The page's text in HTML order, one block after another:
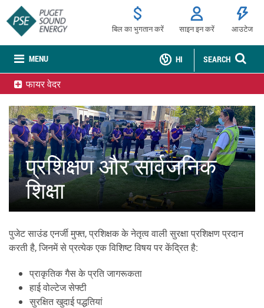
MENU
बिल का भुगतान करें साइन इन करें आउटेज
SEARCH
HI
फायर वेदर
प्रशिक्षण और सार्वजनिक
शिक्षा
पुजेट साउंड एनर्जी मुफ्त, प्रशिक्षक के नेतृत्व वाली सुरक्षा प्रशिक्षण प्रदान
करती है, जिनमें से प्रत्येक एक विशिष्ट विषय पर केंद्रित है:
प्राकृतिक गैस के प्रति जागरूकता
हाई वोल्टेज सेफ्टी
सुरक्षित खुदाई पद्धतियां